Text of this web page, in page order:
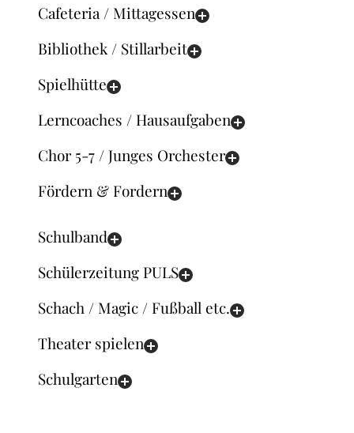
Cafeteria / Mittagessen
Bibliothek / Stillarbeit
Spielhütte
Lerncoaches / Hausaufgaben
Chor 5-7 / Junges Orchester
Fördern & Fordern
Schulband
Schülerzeitung PULS
Schach / Magic / Fußball etc.
Theater spielen
Schulgarten